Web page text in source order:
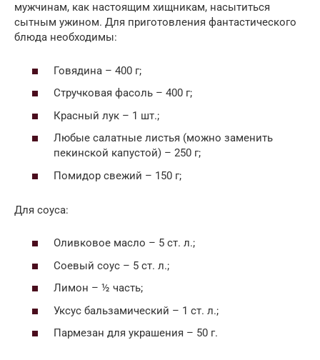
мужчинам, как настоящим хищникам, насытиться
сытным ужином. Для приготовления фантастического
блюда необходимы:
Говядина – 400 г;
Стручковая фасоль – 400 г;
Красный лук – 1 шт.;
Любые салатные листья (можно заменить
пекинской капустой) – 250 г;
Помидор свежий – 150 г;
Для соуса:
Оливковое масло – 5 ст. л.;
Соевый соус – 5 ст. л.;
Лимон – ½ часть;
Уксус бальзамический – 1 ст. л.;
Пармезан для украшения – 50 г.